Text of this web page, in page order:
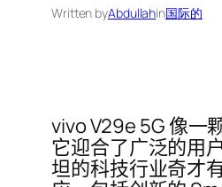
Written byAbdullahin国际的
vivo V29e 5G 像一
它迎合了广泛的用
坦的科技行业奇才